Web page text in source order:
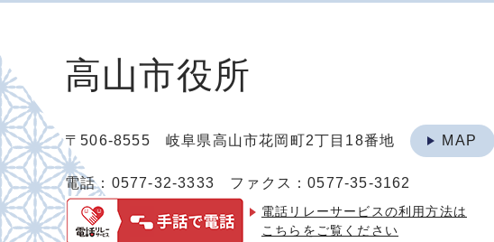
高山市役所
〒506-8555 岐阜県高山市花岡町2丁目18番地 MAP
電話：0577-32-3333 ファクス：0577-35-3162
電話リレーサービスの利用方法は
こちらをご覧ください